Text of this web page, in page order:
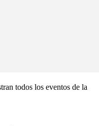
todos los eventos de la